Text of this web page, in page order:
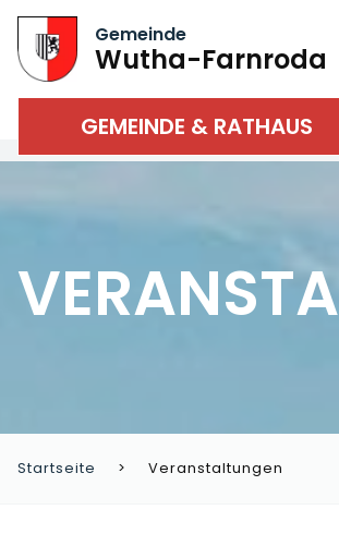
Gemeinde
Wutha-Farnroda
GEMEINDE & RATHAUS
Startseite Veranstaltungen